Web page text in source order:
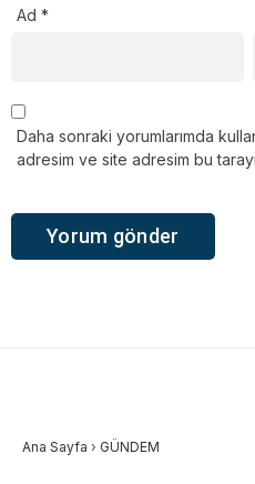
Ad *
Daha sonraki yorumlarımda
adresim ve site adresim bu
Ana Sayfa › GÜNDEM